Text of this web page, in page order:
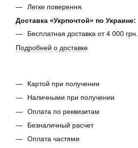
Легке поверення.
Доставка «Укрпочтой» по Украине:
Бесплатная доставка от 4 000 грн.
Подробней о доставке
Картой при получении
Наличными при получении
Оплата по реквизитам
Безналичный расчет
Оплата частями